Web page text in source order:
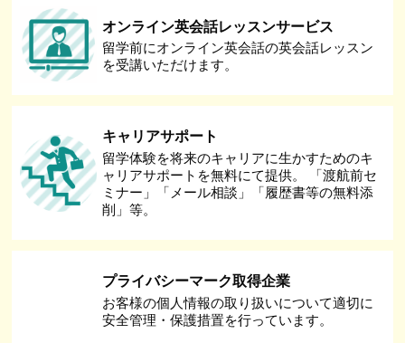
オンライン英会話レッスンサービス
留学前にオンライン英会話の英会話レッスン
を受講いただけます。
キャリアサポート
留学体験を将来のキャリアに生かすためのキ
ャリアサポートを無料にて提供。 「渡航前セ
ミナー」「メール相談」「履歴書等の無料添
削」等。
プライバシーマーク取得企業
お客様の個人情報の取り扱いについて適切に
安全管理・保護措置を行っています。